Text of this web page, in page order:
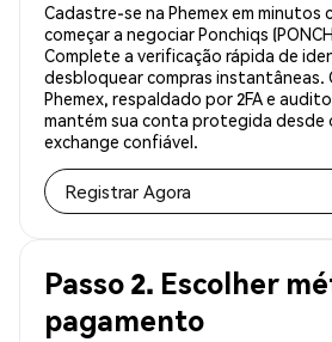
Cadastre-se na Phemex em minutos
começar a negociar Ponchiqs
Complete a verificação rápida de
desbloquear compras instantâneas.
Phemex, respaldado por 2FA e
mantém sua conta protegida desde
exchange confiável.
Registrar Agora
Passo 2. Escolher
pagamento